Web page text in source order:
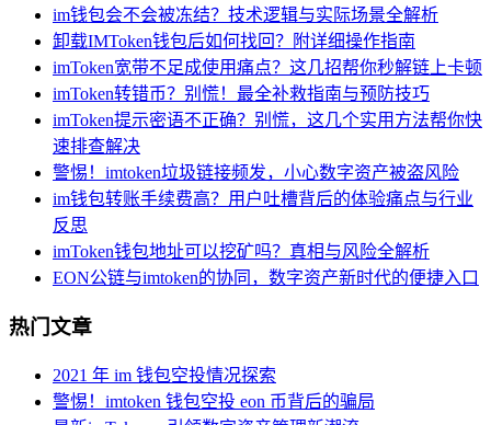
im钱包会不会被冻结？技术逻辑与实际场景全解析
卸载IMToken钱包后如何找回？附详细操作指南
imToken宽带不足成使用痛点？这几招帮你秒解链上卡顿
imToken转错币？别慌！最全补救指南与预防技巧
imToken提示密语不正确？别慌，这几个实用方法帮你快
速排查解决
警惕！imtoken垃圾链接频发，小心数字资产被盗风险
im钱包转账手续费高？用户吐槽背后的体验痛点与行业
反思
imToken钱包地址可以挖矿吗？真相与风险全解析
EON公链与imtoken的协同，数字资产新时代的便捷入口
热门文章
2021 年 im 钱包空投情况探索
警惕！imtoken 钱包空投 eon 币背后的骗局